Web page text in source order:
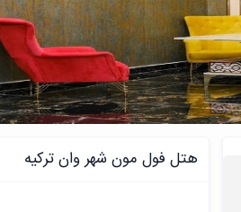
هتل فول مون شهر وان ترکیه